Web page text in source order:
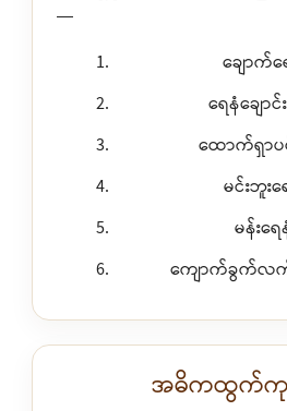
—
ချောက်ရ
ရေနံချောင်
ထောက်ရှာပ
မင်းဘူးရ
မန်းရေ
ကျောက်ခွက်လ
အဓိကထွက်ကုန်